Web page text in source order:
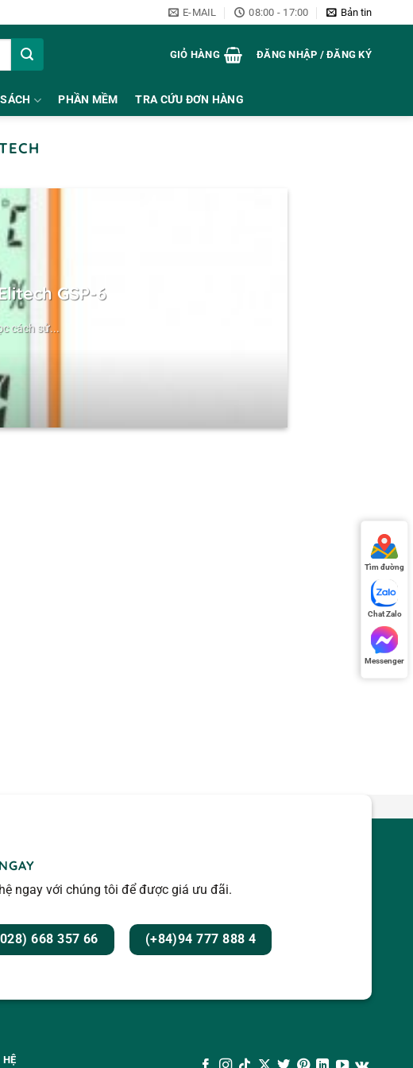
E-MAIL 08:00 - 17:00 Bản tin
GIỎ HÀNG ĐĂNG NHẬP / ĐĂNG KÝ
PHẦN MỀM TRA CỨU ĐƠN HÀNG
GSP-6
cách sử...
ngay với chúng tôi để được giá ưu đãi.
668 357 66 (+84)94 777 888 4
HỆ
Tìm đường
Chat Zalo
Messenger